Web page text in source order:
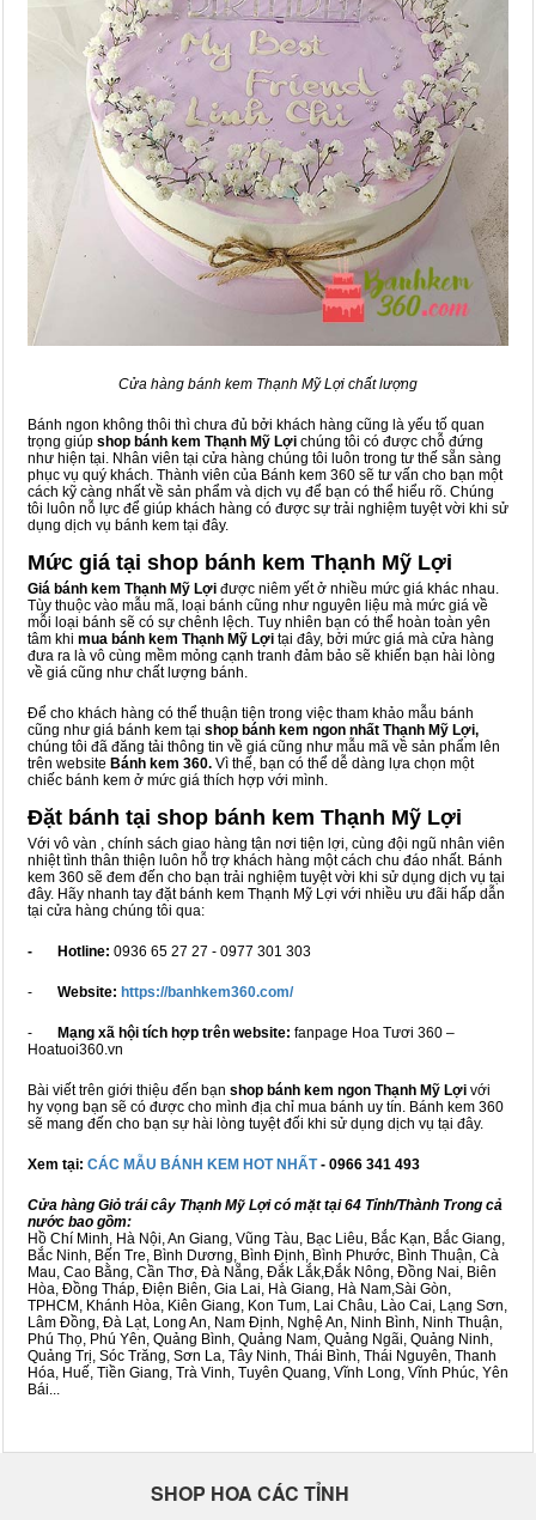
Cửa hàng bánh kem Thạnh Mỹ Lợi chất lượng
Bánh ngon không thôi thì chưa đủ bởi khách hàng cũng là yếu tố quan
trọng giúp shop bánh kem Thạnh Mỹ Lợi chúng tôi có được chỗ đứng
như hiện tại. Nhân viên tại cửa hàng chúng tôi luôn trong tư thế sẵn sàng
phục vụ quý khách. Thành viên của Bánh kem 360 sẽ tư vấn cho bạn một
cách kỹ càng nhất về sản phẩm và dịch vụ để bạn có thể hiểu rõ. Chúng
tôi luôn nỗ lực để giúp khách hàng có được sự trải nghiệm tuyệt vời khi sử
dụng dịch vụ bánh kem tại đây.
Mức giá tại shop bánh kem Thạnh Mỹ Lợi
Giá bánh kem Thạnh Mỹ Lợi được niêm yết ở nhiều mức giá khác nhau.
Tùy thuộc vào mẫu mã, loại bánh cũng như nguyên liệu mà mức giá về
mỗi loại bánh sẽ có sự chênh lệch. Tuy nhiên bạn có thể hoàn toàn yên
tâm khi mua bánh kem Thạnh Mỹ Lợi tại đây, bởi mức giá mà cửa hàng
đưa ra là vô cùng mềm mỏng cạnh tranh đảm bảo sẽ khiến bạn hài lòng
về giá cũng như chất lượng bánh.
Để cho khách hàng có thể thuận tiện trong việc tham khảo mẫu bánh
cũng như giá bánh kem tại shop bánh kem ngon nhất Thạnh Mỹ Lợi,
chúng tôi đã đăng tải thông tin về giá cũng như mẫu mã về sản phẩm lên
trên website Bánh kem 360. Vì thế, bạn có thể dễ dàng lựa chọn một
chiếc bánh kem ở mức giá thích hợp với mình.
Đặt bánh tại shop bánh kem Thạnh Mỹ Lợi
Với vô vàn , chính sách giao hàng tận nơi tiện lợi, cùng đội ngũ nhân viên
nhiệt tình thân thiện luôn hỗ trợ khách hàng một cách chu đáo nhất. Bánh
kem 360 sẽ đem đến cho bạn trải nghiệm tuyệt vời khi sử dụng dịch vụ tại
đây. Hãy nhanh tay đặt bánh kem Thạnh Mỹ Lợi với nhiều ưu đãi hấp dẫn
tại cửa hàng chúng tôi qua:
- Hotline: 0936 65 27 27 - 0977 301 303
- Website: https://banhkem360.com/
- Mạng xã hội tích hợp trên website: fanpage Hoa Tươi 360 –
Hoatuoi360.vn
Bài viết trên giới thiệu đến bạn shop bánh kem ngon Thạnh Mỹ Lợi với
hy vọng bạn sẽ có được cho mình địa chỉ mua bánh uy tín. Bánh kem 360
sẽ mang đến cho bạn sự hài lòng tuyệt đối khi sử dụng dịch vụ tại đây.
Xem tại: CÁC MẪU BÁNH KEM HOT NHẤT- 0966 341 493
Cửa hàng Giỏ trái cây Thạnh Mỹ Lợi có mặt tại 64 Tỉnh/Thành Trong cả
nước bao gồm:
Hồ Chí Minh, Hà Nội, An Giang, Vũng Tàu, Bạc Liêu, Bắc Kạn, Bắc Giang,
Bắc Ninh, Bến Tre, Bình Dương, Bình Định, Bình Phước, Bình Thuận, Cà
Mau, Cao Bằng, Cần Thơ, Đà Nẵng, Đắk Lắk,Đắk Nông, Đồng Nai, Biên
Hòa, Đồng Tháp, Điện Biên, Gia Lai, Hà Giang, Hà Nam,Sài Gòn,
TPHCM, Khánh Hòa, Kiên Giang, Kon Tum, Lai Châu, Lào Cai, Lạng Sơn,
Lâm Đồng, Đà Lạt, Long An, Nam Định, Nghệ An, Ninh Bình, Ninh Thuận,
Phú Thọ, Phú Yên, Quảng Bình, Quảng Nam, Quảng Ngãi, Quảng Ninh,
Quảng Trị, Sóc Trăng, Sơn La, Tây Ninh, Thái Bình, Thái Nguyên, Thanh
Hóa, Huế, Tiền Giang, Trà Vinh, Tuyên Quang, Vĩnh Long, Vĩnh Phúc, Yên
Bái...
SHOP HOA CÁC TỈNH